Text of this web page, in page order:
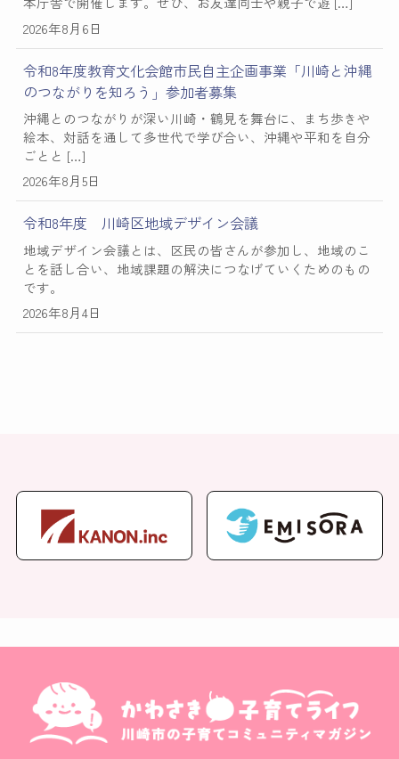
2026年8月6日
令和8年度教育文化会館市民自主企画事業「川崎と沖縄
のつながりを知ろう」参加者募集
2026年8月5日
沖縄とのつながりが深い川崎・鶴見を舞台に、まち歩きや
絵本、対話を通して多世代で学び合い、沖縄や平和を自分
ごとと […]
令和8年度 川崎区地域デザイン会議
2026年8月4日
地域デザイン会議とは、区民の皆さんが参加し、地域のこ
とを話し合い、地域課題の解決につなげていくためのもの
です。